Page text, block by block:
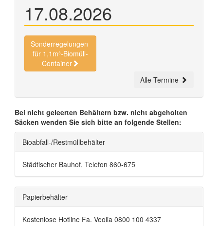
17.08.2026
Sonderregelungen
für 1,1m³-Biomüll-
Container
Alle Termine
Bei nicht geleerten Behältern bzw. nicht abgeholten
Säcken wenden Sie sich bitte an folgende Stellen:
Bioabfall-/Restmüllbehälter
Städtischer Bauhof, Telefon 860-675
Papierbehälter
Kostenlose Hotline Fa. Veolia 0800 100 4337